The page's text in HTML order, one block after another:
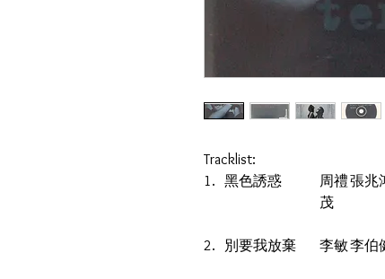
Tracklist:
1. 黑色誘惑
周禮
茂
張兆
2. 別要我放棄 李敏李伯